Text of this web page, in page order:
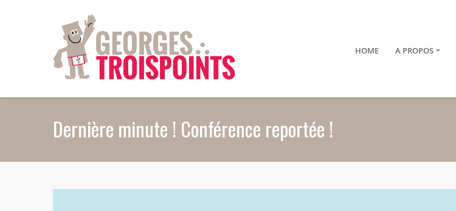
HOME A PROPOS
Dernière minute ! Conférence reportée !